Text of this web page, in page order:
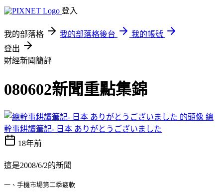
登入
我的部落格 我的部落格後台
我的帳號
登出
財經新聞簡評
080602新聞重點集錦
總
幹事耕讀筆記- 日本 ありがとうございました
18年前
這是2008/6/2的新聞
一、手機市場第二季疲軟